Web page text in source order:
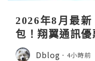
2026年8月最
包！翔翼通訊
點、蝴蝶wifi機
Dblog 4小時前